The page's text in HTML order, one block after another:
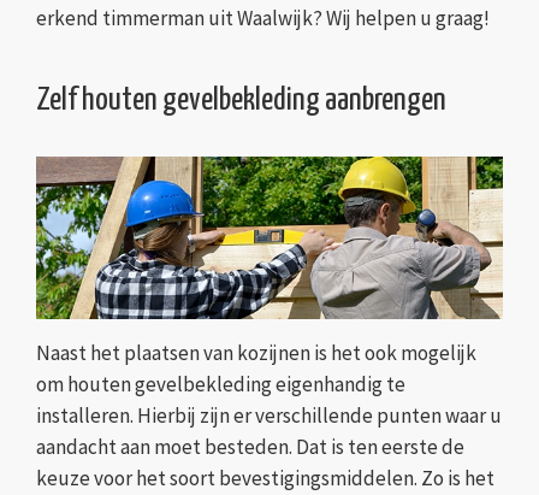
erkend timmerman uit Waalwijk? Wij helpen u graag!
Zelf houten gevelbekleding aanbrengen
Naast het plaatsen van kozijnen is het ook mogelijk
om houten gevelbekleding eigenhandig te
installeren. Hierbij zijn er verschillende punten waar u
aandacht aan moet besteden. Dat is ten eerste de
keuze voor het soort bevestigingsmiddelen. Zo is het